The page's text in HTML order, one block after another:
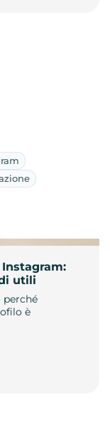
utili
perché
è